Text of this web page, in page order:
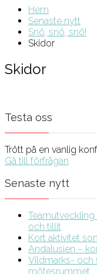
Hem
Senaste nytt
Snö, snö, snö!
Skidor
Skidor
Testa oss
Trött på en vanlig
Gå till förfrågan
Senaste nytt
Teamutveckling
och tillit
Kort aktivitet
Andalusien –
Vildmarks- och
mötesrummet